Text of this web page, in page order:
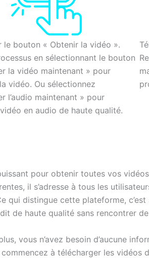
le bouton « Obtenir la vidéo ».
en sélectionnant le bouton
la vidéo maintenant » pour
vidéo. Ou sélectionnez
l’audio maintenant » pour
en audio de haute qualité.
pour obtenir toutes vos
il s’adresse à tous les
qui distingue cette plateforme,
de haute qualité sans rencontrer
vous n’avez besoin d’aucune
à télécharger les